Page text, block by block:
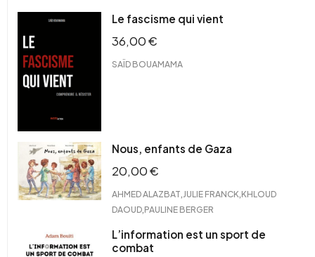
Le fascisme qui vient
36,00€
SAÏD BOUAMAMA
Nous, enfants de Gaza
20,00€
AHMED ALAZBAT,JULIE FRANCK,KHLOUD
DAOUD,PAULINE BERGER
L’information est un sport de
combat